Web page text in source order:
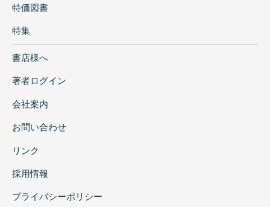
特価図書
特集
書店様へ
著者ログイン
会社案内
お問い合わせ
リンク
採用情報
プライバシーポリシー